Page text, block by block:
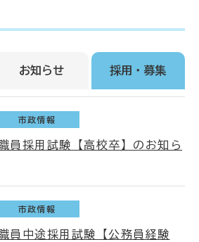
お知らせ 採用・募集
市政情報
員採用試験【高校卒】のお知ら
市政情報
員中途採用試験【公務員経験